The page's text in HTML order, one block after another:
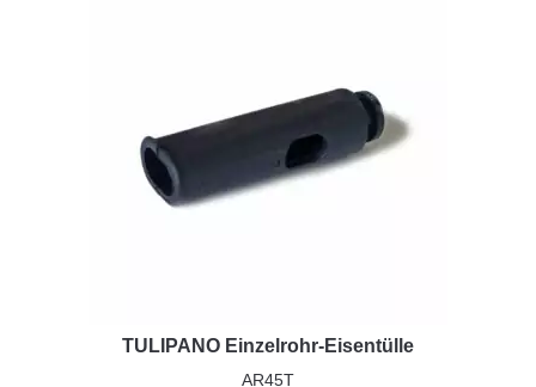
TULIPANO Einzelrohr-Eisentülle
AR45T